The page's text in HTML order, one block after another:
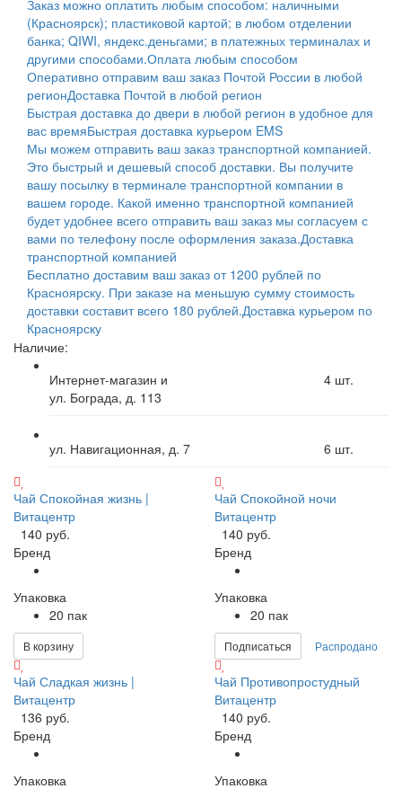
Заказ можно оплатить любым способом: наличными
(Красноярск); пластиковой картой; в любом отделении
банка; QIWI, яндекс.деньгами; в платежных терминалах и
другими способами.Оплата любым способом
Оперативно отправим ваш заказ Почтой России в любой
регионДоставка Почтой в любой регион
Быстрая доставка до двери в любой регион в удобное для
вас времяБыстрая доставка курьером EMS
Мы можем отправить ваш заказ транспортной компанией.
Это быстрый и дешевый способ доставки. Вы получите
вашу посылку в терминале транспортной компании в
вашем городе. Какой именно транспортной компанией
будет удобнее всего отправить ваш заказ мы согласуем с
вами по телефону после оформления заказа.Доставка
транспортной компанией
Бесплатно доставим ваш заказ от 1200 рублей по
Красноярску. При заказе на меньшую сумму стоимость
доставки составит всего 180 рублей.Доставка курьером по
Красноярску
Наличие:
Интернет-магазин и
ул. Бограда, д. 113
4 шт.
ул. Навигационная, д. 7 6 шт.
Чай Спокойная жизнь |
Витацентр
140 руб.
Бренд
Упаковка
20 пак
В корзину
Чай Спокойной ночи
Витацентр
140 руб.
Бренд
Упаковка
20 пак
Подписаться Распродано
Чай Сладкая жизнь |
Витацентр
136 руб.
Бренд
Упаковка
Чай Противопростудный
Витацентр
140 руб.
Бренд
Упаковка